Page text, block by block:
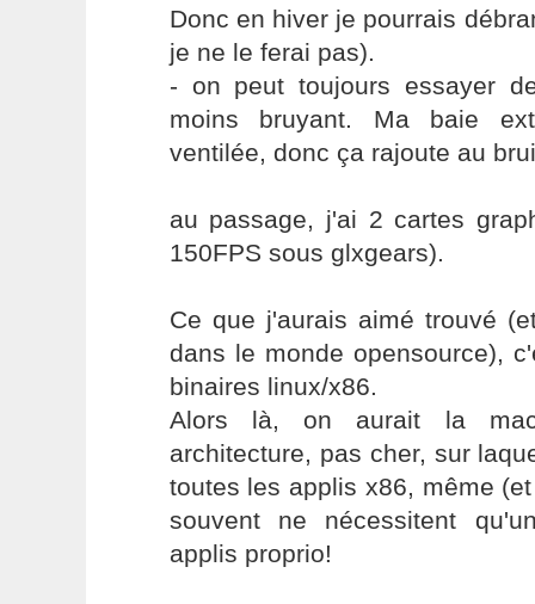
Donc en hiver je pourrais
je ne le ferai pas).
- on peut toujours essayer
moins bruyant. Ma baie
ventilée, donc ça rajoute au
au passage, j'ai 2 cartes
150FPS sous glxgears).
Ce que j'aurais aimé trouvé
dans le monde opensource),
binaires linux/x86.
Alors là, on aurait la
architecture, pas cher, sur
toutes les applis x86, même
souvent ne nécessitent
applis proprio!